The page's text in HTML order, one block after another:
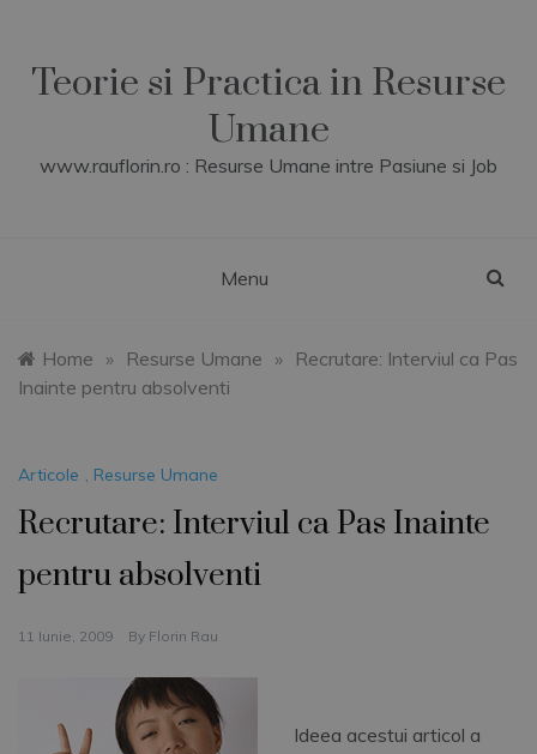
contentTeorie si Practica in Resurse
Umane
www.rauflorin.ro : Resurse Umane intre Pasiune si Job
Menu
Home » Resurse Umane »
Recrutare: Interviul ca Pas
Inainte pentru absolventi
Articole , Resurse Umane
Recrutare: Interviul ca Pas Inainte
pentru absolventi
11 Iunie, 2009 By Florin Rau
Ideea acestui articol a